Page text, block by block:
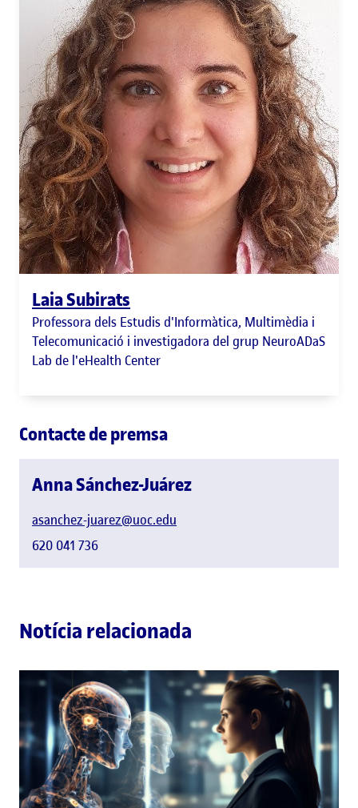
Laia Subirats
Professora dels Estudis d'Informàtica, Multimèdia i
Telecomunicació i investigadora del grup NeuroADaS
Lab de l'eHealth Center
Contacte de premsa
Anna Sánchez-Juárez
asanchez-juarez@uoc.edu
620 041 736
Notícia relacionada